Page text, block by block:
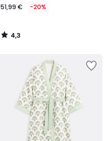
51,99 € -20%
4,3
/